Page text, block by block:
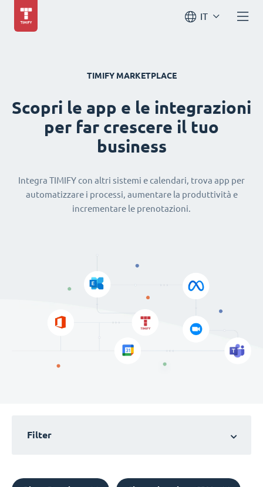
IT
TIMIFY MARKETPLACE
Scopri le app e le integrazioni
per far crescere il tuo
business
Integra TIMIFY con altri sistemi e calendari, trova app per
automatizzare i processi, aumentare la produttività e
incrementare le prenotazioni.
Filter